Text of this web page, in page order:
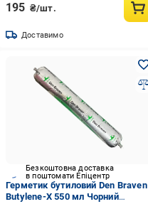
195 ₴/шт.
Доставимо
Безкоштовна доставка
в поштомати Епіцентр
Герметик бутиловий Den Braven
Butylene-X 550 мл Чорний